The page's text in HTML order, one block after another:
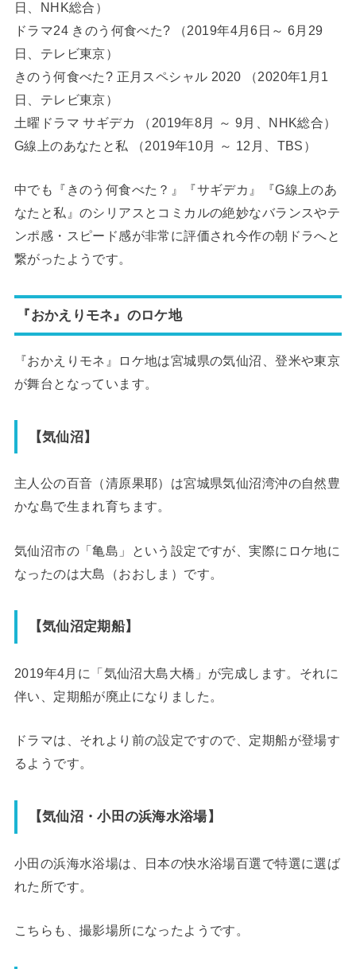
日、NHK総合）
ドラマ24 きのう何食べた? （2019年4月6日～ 6月29
日、テレビ東京）
きのう何食べた? 正月スペシャル 2020 （2020年1月1
日、テレビ東京）
土曜ドラマ サギデカ （2019年8月 ～ 9月、NHK総合）
G線上のあなたと私 （2019年10月 ～ 12月、TBS）
中でも『きのう何食べた？』『サギデカ』『G線上のあ
なたと私』のシリアスとコミカルの絶妙なバランスやテ
ンポ感・スピード感が非常に評価され今作の朝ドラへと
繋がったようです。
『おかえりモネ』のロケ地
『おかえりモネ』ロケ地は宮城県の気仙沼、登米や東京
が舞台となっています。
【気仙沼】
主人公の百音（清原果耶）は宮城県気仙沼湾沖の自然豊
かな島で生まれ育ちます。
気仙沼市の「亀島」という設定ですが、実際にロケ地に
なったのは大島（おおしま）です。
【気仙沼定期船】
2019年4月に「気仙沼大島大橋」が完成します。それに
伴い、定期船が廃止になりました。
ドラマは、それより前の設定ですので、定期船が登場す
るようです。
【気仙沼・小田の浜海水浴場】
小田の浜海水浴場は、日本の快水浴場百選で特選に選ば
れた所です。
こちらも、撮影場所になったようです。